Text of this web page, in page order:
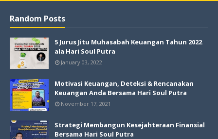
Random Posts
5 Jurus Jitu Muhasabah Keuangan Tahun 2022
ala Hari Soul Putra
January 03, 2022
Motivasi Keuangan, Deteksi & Rencanakan
Keuangan Anda Bersama Hari Soul Putra
November 17, 2021
Strategi Membangun Kesejahteraan Finansial
Bersama Hari Soul Putra